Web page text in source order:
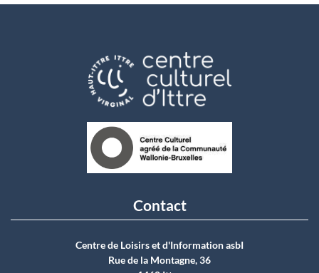
Contact
Centre de Loisirs et d'Information asbI
Rue de la Montagne, 36